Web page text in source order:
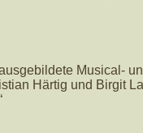
Musical-
Härtig und Birgit